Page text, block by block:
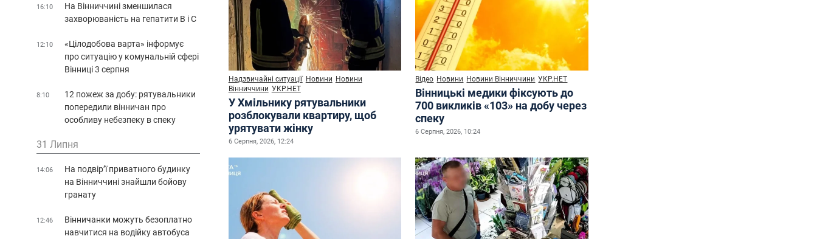
Надзвичайні ситуації Новини Новини
Вінниччини УКР.НЕТ
У Хмільнику рятувальники
розблокували квартиру, щоб
урятувати жінку
6 Серпня, 2026, 12:24
Відео Новини Новини Вінниччини УКР.НЕТ
Вінницькі медики фіксують до
700 викликів «103» на добу через
спеку
6 Серпня, 2026, 10:24
16:10
На Вінниччині зменшилася
захворюваність на гепатити В і С
12:10
«Цілодобова варта» інформує
про ситуацію у комунальній сфері
Вінниці 3 серпня
8:10
12 пожеж за добу: рятувальники
попередили вінничан про
особливу небезпеку в спеку
31 Липня
14:06
На подвір’ї приватного будинку
на Вінниччині знайшли бойову
гранату
12:46
Вінничанки можуть безоплатно
навчитися на водійку автобуса